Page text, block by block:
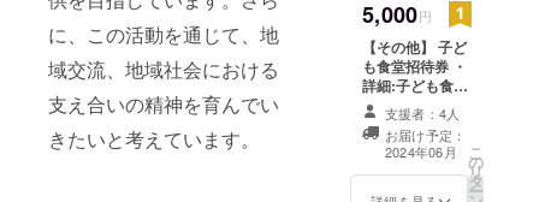
に、この活動を通じて、地
域交流、地域社会における
支え合いの精神を育んでい
きたいと考えています。
5,000円
【その他】 子ど
も食堂招待券 ・
詳細:子ども食堂
開催日に招待い
たします ・提供
方法：現地にて
直接提供（居酒
屋笑楽福） ・注
支援者：4人
お届け予定：
2024年06月
こ
の
リ
タ
ー